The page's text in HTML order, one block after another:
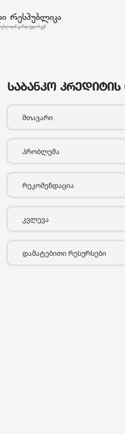
საბანკო
მთავარი
პრობლემა
რეკომენდაცია
კვლევა
დამატებითი რესურსები